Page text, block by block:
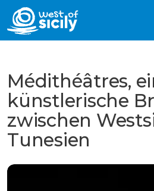
Médithéâtres,
künstlerische
zwischen
Tunesien